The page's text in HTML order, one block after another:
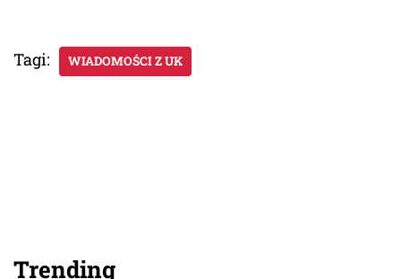
Tagi: WIADOMOŚCI Z UK
Trending